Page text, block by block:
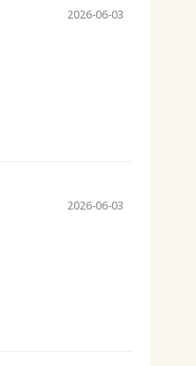
2026-06-03
2026-06-03